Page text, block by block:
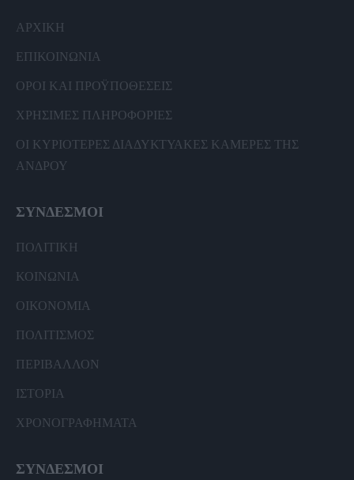
ΑΡΧΙΚΗ
ΕΠΙΚΟΙΝΩΝΙΑ
ΟΡΟΙ ΚΑΙ ΠΡΟΫΠΟΘΕΣΕΙΣ
ΧΡΗΣΙΜΕΣ ΠΛΗΡΟΦΟΡΙΕΣ
ΟΙ ΚΥΡΙΟΤΕΡΕΣ ΔΙΑΔΥΚΤΥΑΚΕΣ ΚΑΜΕΡΕΣ ΤΗΣ
ΑΝΔΡΟΥ
ΣΥΝΔΕΣΜΟΙ
ΠΟΛΙΤΙΚΗ
ΚΟΙΝΩΝΙΑ
ΟΙΚΟΝΟΜΙΑ
ΠΟΛΙΤΙΣΜΟΣ
ΠΕΡΙΒΑΛΛΟΝ
ΙΣΤΟΡΙΑ
ΧΡΟΝΟΓΡΑΦΗΜΑΤΑ
ΣΥΝΔΕΣΜΟΙ